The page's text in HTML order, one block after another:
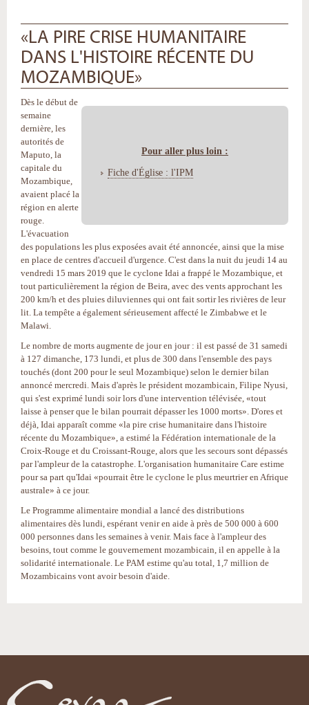
«LA PIRE CRISE HUMANITAIRE
DANS L'HISTOIRE RÉCENTE DU
MOZAMBIQUE»
Pour aller plus loin :
Fiche d'Église : l'IPM
Dès le début de
semaine
dernière, les
autorités de
Maputo, la
capitale du
Mozambique,
avaient placé la
région en alerte
rouge.
L'évacuation
des populations les plus exposées avait été annoncée, ainsi que la mise
en place de centres d'accueil d'urgence. C'est dans la nuit du jeudi 14 au
vendredi 15 mars 2019 que le cyclone Idai a frappé le Mozambique, et
tout particulièrement la région de Beira, avec des vents approchant les
200 km/h et des pluies diluviennes qui ont fait sortir les rivières de leur
lit. La tempête a également sérieusement affecté le Zimbabwe et le
Malawi.
Le nombre de morts augmente de jour en jour : il est passé de 31 samedi
à 127 dimanche, 173 lundi, et plus de 300 dans l'ensemble des pays
touchés (dont 200 pour le seul Mozambique) selon le dernier bilan
annoncé mercredi. Mais d'après le président mozambicain, Filipe Nyusi,
qui s'est exprimé lundi soir lors d'une intervention télévisée, «tout
laisse à penser que le bilan pourrait dépasser les 1000 morts». D'ores et
déjà, Idai apparaît comme «la pire crise humanitaire dans l'histoire
récente du Mozambique», a estimé la Fédération internationale de la
Croix-Rouge et du Croissant-Rouge, alors que les secours sont dépassés
par l'ampleur de la catastrophe. L'organisation humanitaire Care estime
pour sa part qu'Idai «pourrait être le cyclone le plus meurtrier en Afrique
australe» à ce jour.
Le Programme alimentaire mondial a lancé des distributions
alimentaires dès lundi, espérant venir en aide à près de 500 000 à 600
000 personnes dans les semaines à venir. Mais face à l'ampleur des
besoins, tout comme le gouvernement mozambicain, il en appelle à la
solidarité internationale. Le PAM estime qu'au total, 1,7 million de
Mozambicains vont avoir besoin d'aide.
document